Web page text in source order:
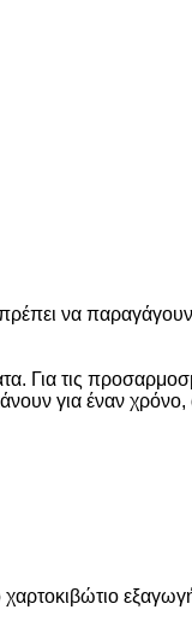
να
Για τις
για έναν